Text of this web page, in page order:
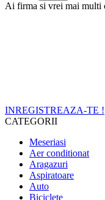
Ai firma si vrei mai multi
INREGISTREAZA-TE !
CATEGORII
Meseriasi
Aer conditionat
Aragazuri
Aspiratoare
Auto
Biciclete